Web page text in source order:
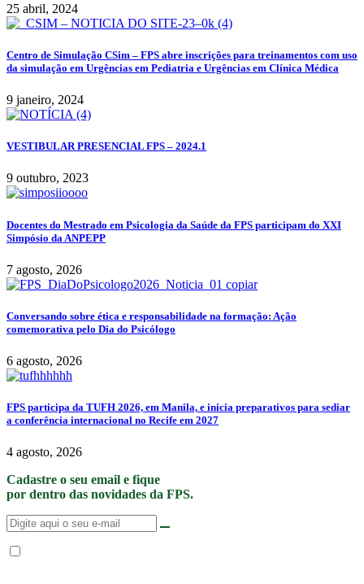
25 abril, 2024
Centro de Simulação CSim – FPS abre inscrições para treinamentos com uso
da simulação em Urgências em Pediatria e Urgências em Clínica Médica
9 janeiro, 2024
VESTIBULAR PRESENCIAL FPS – 2024.1
9 outubro, 2023
Docentes do Mestrado em Psicologia da Saúde da FPS participam do XXI
Simpósio da ANPEPP
7 agosto, 2026
Conversando sobre ética e responsabilidade na formação: Ação
comemorativa pelo Dia do Psicólogo
6 agosto, 2026
FPS participa da TUFH 2026, em Manila, e inicia preparativos para sediar
a conferência internacional no Recife em 2027
4 agosto, 2026
Cadastre o seu email e fique
por dentro das novidades da FPS.